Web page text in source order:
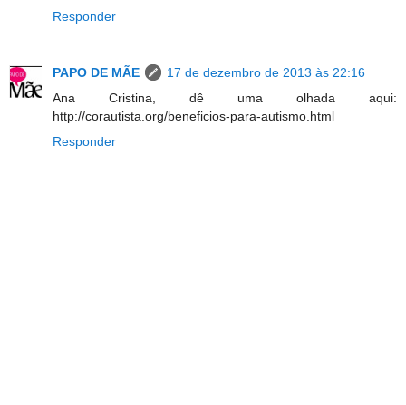
Responder
PAPO DE MÃE
17 de dezembro de 2013 às 22:16
Ana Cristina, dê uma olhada aqui:
http://corautista.org/beneficios-para-autismo.html
Responder